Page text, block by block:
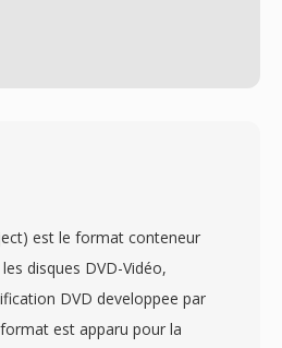
est le format conteneur
disques DVD-Vidéo,
DVD developpee par
est apparu pour la